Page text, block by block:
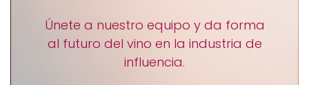
digital privada de talentos del vino
que te apoya en tu plan de
marketing.